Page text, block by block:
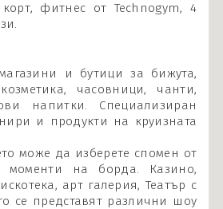
фитнес от Technogym, 4
и бутици за бижута,
часовници, чанти,
напитки. Специализиран
и продукти на круизната
може да изберете спомен от
моменти на борда. Казино,
арт галерия, Театър с
се представят различни шоу